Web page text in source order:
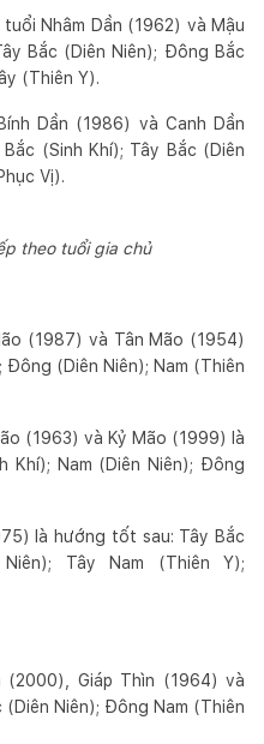
Nhâm Dần (1962) và Mậu
Bắc (Diên Niên); Đông Bắc
(Thiên Y).
Dần (1986) và Canh Dần
(Sinh Khí); Tây Bắc (Diên
Vị).
theo tuổi gia chủ
(1987) và Tân Mão (1954)
(Diên Niên); Nam (Thiên
(1963) và Kỷ Mão (1999) là
Khí); Nam (Diên Niên); Đông
là hướng tốt sau: Tây Bắc
Tây Nam (Thiên Y);
(2000), Giáp Thìn (1964) và
Niên); Đông Nam (Thiên